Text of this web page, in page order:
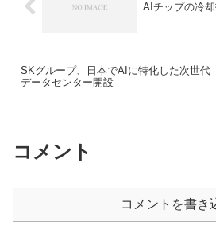
AIチップの冷
SKグループ、日本でAIに特化した次世代
データセンター開設
コメント
コメントを書き